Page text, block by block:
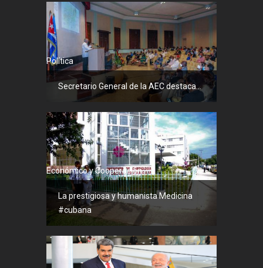
Política
Secretario General de la AEC destaca...
Económico y Cooperación
La prestigiosa y humanista Medicina
#cubana